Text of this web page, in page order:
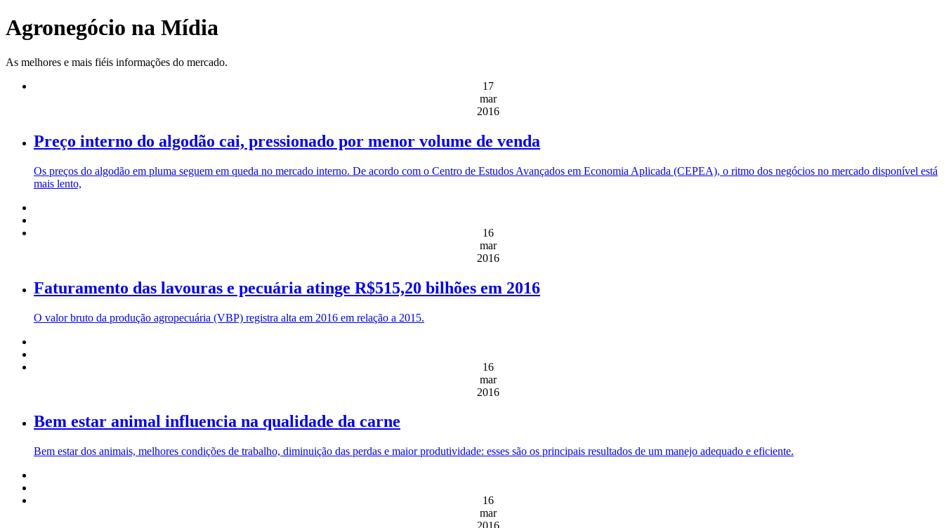
Agronegócio na Mídia
As melhores e mais fiéis informações do mercado.
17
mar
2016
Preço interno do algodão cai, pressionado por menor volume de venda
Os preços do algodão em pluma seguem em queda no mercado interno. De acordo com o Centro de Estudos Avançados em Economia Aplicada (CEPEA), o ritmo dos negócios no mercado disponível está
mais lento,
16
mar
2016
Faturamento das lavouras e pecuária atinge R$515,20 bilhões em 2016
O valor bruto da produção agropecuária (VBP) registra alta em 2016 em relação a 2015.
16
mar
2016
Bem estar animal influencia na qualidade da carne
Bem estar dos animais, melhores condições de trabalho, diminuição das perdas e maior produtividade: esses são os principais resultados de um manejo adequado e eficiente.
16
mar